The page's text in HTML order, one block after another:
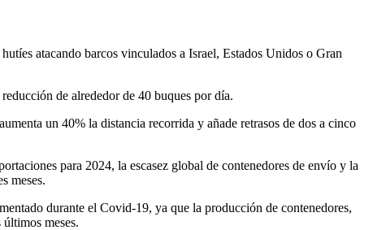
atacando barcos vinculados a Israel, Estados Unidos o Gran
de alrededor de 40 buques por día.
un 40% la distancia recorrida y añade retrasos de dos a cinco
para 2024, la escasez global de contenedores de envío y la
meses.
durante el Covid-19, ya que la producción de contenedores,
meses.